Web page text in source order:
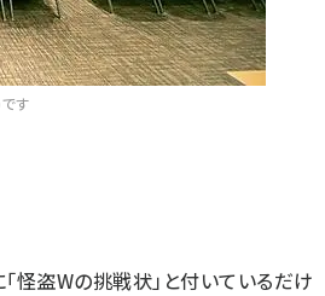
す
怪盗Wの挑戦状」と付いているだけ